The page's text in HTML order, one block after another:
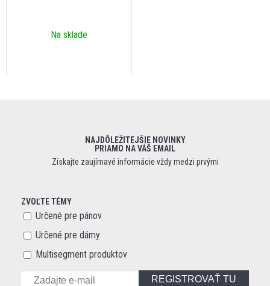
Na sklade
NAJDÔLEŽITEJŠIE NOVINKY
PRIAMO NA VÁŠ EMAIL
Získajte zaujímavé informácie vždy medzi prvými
ZVOĽTE TÉMY
Určené pre pánov
Určené pre dámy
Multisegment produktov
REGISTROVAŤ TU